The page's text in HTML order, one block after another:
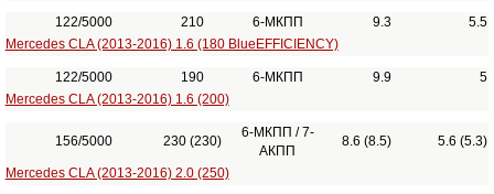
122/5000 210 6-МКПП 9.3
5.5
Mercedes CLA (2013-2016) 1.6 (180 BlueEFFICIENCY)
122/5000 190 6-МКПП 9.9
5
Mercedes CLA (2013-2016) 1.6 (200)
156/5000 230 (230)
6-МКПП / 7-
АКПП
8.6 (8.5) 5.6 (5.3)
Mercedes CLA (2013-2016) 2.0 (250)